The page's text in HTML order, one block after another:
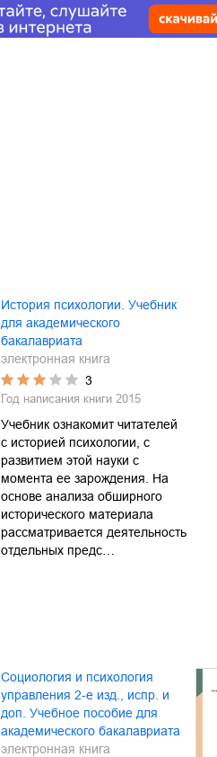
История психологии. Учебник
для академического
бакалавриата
электронная книга
3
Год написания книги 2015
Учебник ознакомит читателей
с историей психологии, с
развитием этой науки с
момента ее зарождения. На
основе анализа обширного
исторического материала
рассматривается деятельность
отдельных предс…
Социология и психология
управления 2-е изд., испр. и
доп. Учебное пособие для
академического бакалавриата
электронная книга